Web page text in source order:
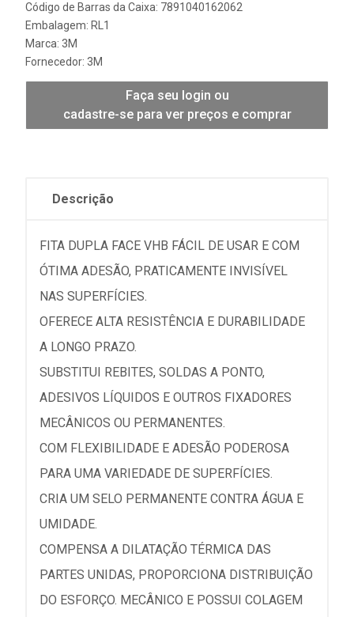
Código de Barras da Caixa: 7891040162062
Embalagem: RL1
Marca: 3M
Fornecedor: 3M
Faça seu login ou
cadastre-se para ver preços e comprar
Descrição
FITA DUPLA FACE VHB FÁCIL DE USAR E COM
ÓTIMA ADESÃO, PRATICAMENTE INVISÍVEL
NAS SUPERFÍCIES.
OFERECE ALTA RESISTÊNCIA E DURABILIDADE
A LONGO PRAZO.
SUBSTITUI REBITES, SOLDAS A PONTO,
ADESIVOS LÍQUIDOS E OUTROS FIXADORES
MECÂNICOS OU PERMANENTES.
COM FLEXIBILIDADE E ADESÃO PODEROSA
PARA UMA VARIEDADE DE SUPERFÍCIES.
CRIA UM SELO PERMANENTE CONTRA ÁGUA E
UMIDADE.
COMPENSA A DILATAÇÃO TÉRMICA DAS
PARTES UNIDAS, PROPORCIONA DISTRIBUIÇÃO
DO ESFORÇO. MECÂNICO E POSSUI COLAGEM